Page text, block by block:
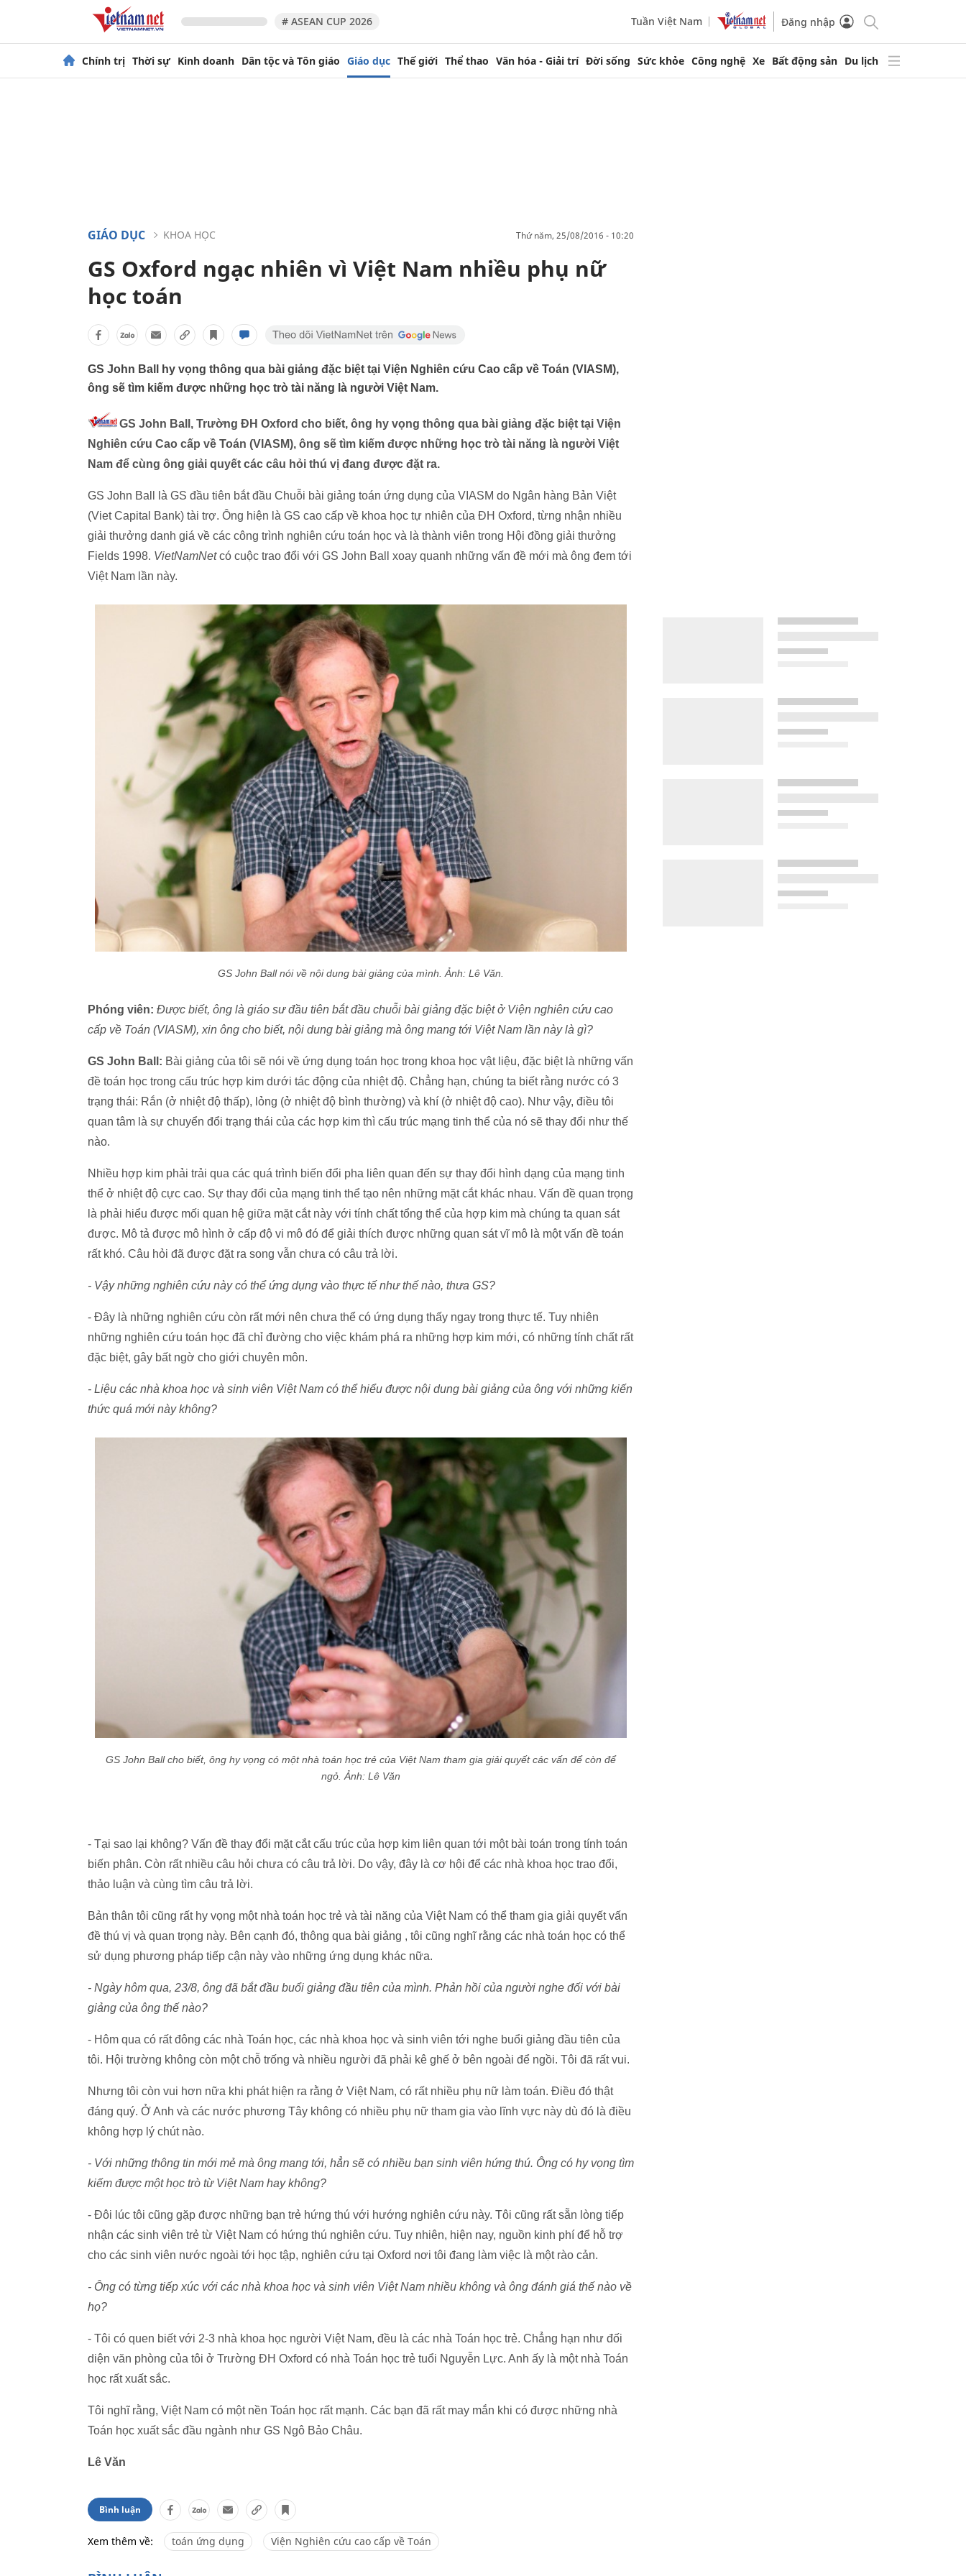
# ASEAN CUP 2026 Tuần Việt Nam Đăng nhập
Chính trị Thời sự Kinh doanh Dân tộc và Tôn giáo Giáo dục Thế giới Thể thao Văn hóa - Giải trí Đời sống Sức khỏe Công nghệ Xe Bất động sản Du lịch
GIÁO DỤC KHOA HỌC thứ năm, 25/08/2016 - 10:20
GS Oxford ngạc nhiên vì Việt Nam nhiều phụ nữ
học toán
GS John Ball hy vọng thông qua bài giảng đặc biệt tại Viện Nghiên cứu Cao cấp về Toán (VIASM),
ông sẽ tìm kiếm được những học trò tài năng là người Việt Nam.
GS John Ball, Trường ĐH Oxford cho biết, ông hy vọng thông qua bài giảng đặc biệt tại Viện
Nghiên cứu Cao cấp về Toán (VIASM), ông sẽ tìm kiếm được những học trò tài năng là người Việt
Nam để cùng ông giải quyết các câu hỏi thú vị đang được đặt ra.
GS John Ball là GS đầu tiên bắt đầu Chuỗi bài giảng toán ứng dụng của VIASM do Ngân hàng Bản Việt
(Viet Capital Bank) tài trợ. Ông hiện là GS cao cấp về khoa học tự nhiên của ĐH Oxford, từng nhận nhiều
giải thưởng danh giá về các công trình nghiên cứu toán học và là thành viên trong Hội đồng giải thưởng
Fields 1998. VietNamNetcó cuộc trao đổi với GS John Ball xoay quanh những vấn đề mới mà ông đem tới
Việt Nam lần này.
GS John Ball nói về nội dung bài giảng của mình. Ảnh: Lê Văn.
Phóng viên: Được biết, ông là giáo sư đầu tiên bắt đầu chuỗi bài giảng đặc biệt ở Viện nghiên cứu cao
cấp về Toán (VIASM), xin ông cho biết, nội dung bài giảng mà ông mang tới Việt Nam lần này là gì?
GS John Ball: Bài giảng của tôi sẽ nói về ứng dụng toán học trong khoa học vật liệu, đặc biệt là những vấn
đề toán học trong cấu trúc hợp kim dưới tác động của nhiệt độ. Chẳng hạn, chúng ta biết rằng nước có 3
trạng thái: Rắn (ở nhiệt độ thấp), lỏng (ở nhiệt độ bình thường) và khí (ở nhiệt độ cao). Như vậy, điều tôi
quan tâm là sự chuyển đổi trạng thái của các hợp kim thì cấu trúc mạng tinh thể của nó sẽ thay đổi như thế
nào.
Nhiều hợp kim phải trải qua các quá trình biến đổi pha liên quan đến sự thay đổi hình dạng của mạng tinh
thể ở nhiệt độ cực cao. Sự thay đổi của mạng tinh thể tạo nên những mặt cắt khác nhau. Vấn đề quan trọng
là phải hiểu được mối quan hệ giữa mặt cắt này với tính chất tổng thể của hợp kim mà chúng ta quan sát
được. Mô tả được mô hình ở cấp độ vi mô đó để giải thích được những quan sát vĩ mô là một vấn đề toán
rất khó. Câu hỏi đã được đặt ra song vẫn chưa có câu trả lời.
- Vậy những nghiên cứu này có thể ứng dụng vào thực tế như thế nào, thưa GS?
- Đây là những nghiên cứu còn rất mới nên chưa thể có ứng dụng thấy ngay trong thực tế. Tuy nhiên
những nghiên cứu toán học đã chỉ đường cho việc khám phá ra những hợp kim mới, có những tính chất rất
đặc biệt, gây bất ngờ cho giới chuyên môn.
- Liệu các nhà khoa học và sinh viên Việt Nam có thể hiểu được nội dung bài giảng của ông với những kiến
thức quá mới này không?
GS John Ball cho biết, ông hy vọng có một nhà toán học trẻ của Việt Nam tham gia giải quyết các vấn để còn để
ngỏ. Ảnh: Lê Văn
- Tại sao lại không? Vấn đề thay đổi mặt cắt cấu trúc của hợp kim liên quan tới một bài toán trong tính toán
biến phân. Còn rất nhiều câu hỏi chưa có câu trả lời. Do vậy, đây là cơ hội để các nhà khoa học trao đổi,
thảo luận và cùng tìm câu trả lời.
Bản thân tôi cũng rất hy vọng một nhà toán học trẻ và tài năng của Việt Nam có thể tham gia giải quyết vấn
đề thú vị và quan trọng này. Bên cạnh đó, thông qua bài giảng , tôi cũng nghĩ rằng các nhà toán học có thể
sử dụng phương pháp tiếp cận này vào những ứng dụng khác nữa.
- Ngày hôm qua, 23/8, ông đã bắt đầu buổi giảng đầu tiên của mình. Phản hồi của người nghe đối với bài
giảng của ông thế nào?
- Hôm qua có rất đông các nhà Toán học, các nhà khoa học và sinh viên tới nghe buổi giảng đầu tiên của
tôi. Hội trường không còn một chỗ trống và nhiều người đã phải kê ghế ở bên ngoài để ngồi. Tôi đã rất vui.
Nhưng tôi còn vui hơn nữa khi phát hiện ra rằng ở Việt Nam, có rất nhiều phụ nữ làm toán. Điều đó thật
đáng quý. Ở Anh và các nước phương Tây không có nhiều phụ nữ tham gia vào lĩnh vực này dù đó là điều
không hợp lý chút nào.
- Với những thông tin mới mẻ mà ông mang tới, hẳn sẽ có nhiều bạn sinh viên hứng thú. Ông có hy vọng tìm
kiếm được một học trò từ Việt Nam hay không?
- Đôi lúc tôi cũng gặp được những bạn trẻ hứng thú với hướng nghiên cứu này. Tôi cũng rất sẵn lòng tiếp
nhận các sinh viên trẻ từ Việt Nam có hứng thú nghiên cứu. Tuy nhiên, hiện nay, nguồn kinh phí để hỗ trợ
cho các sinh viên nước ngoài tới học tập, nghiên cứu tại Oxford nơi tôi đang làm việc là một rào cản.
- Ông có từng tiếp xúc với các nhà khoa học và sinh viên Việt Nam nhiều không và ông đánh giá thế nào về
họ?
- Tôi có quen biết với 2-3 nhà khoa học người Việt Nam, đều là các nhà Toán học trẻ. Chẳng hạn như đối
diện văn phòng của tôi ở Trường ĐH Oxford có nhà Toán học trẻ tuổi Nguyễn Lực. Anh ấy là một nhà Toán
học rất xuất sắc.
Tôi nghĩ rằng, Việt Nam có một nền Toán học rất mạnh. Các bạn đã rất may mắn khi có được những nhà
Toán học xuất sắc đầu ngành như GS Ngô Bảo Châu.
Lê Văn
Bình luận
Xem thêm về: toán ứng dụng Viện Nghiên cứu cao cấp về Toán